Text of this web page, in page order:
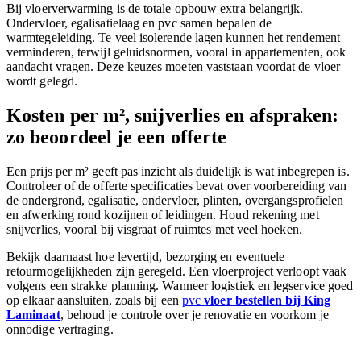
Bij vloerverwarming is de totale opbouw extra belangrijk.
Ondervloer, egalisatielaag en pvc samen bepalen de
warmtegeleiding. Te veel isolerende lagen kunnen het rendement
verminderen, terwijl geluidsnormen, vooral in appartementen, ook
aandacht vragen. Deze keuzes moeten vaststaan voordat de vloer
wordt gelegd.
Kosten per m², snijverlies en afspraken:
zo beoordeel je een offerte
Een prijs per m² geeft pas inzicht als duidelijk is wat inbegrepen is.
Controleer of de offerte specificaties bevat over voorbereiding van
de ondergrond, egalisatie, ondervloer, plinten, overgangsprofielen
en afwerking rond kozijnen of leidingen. Houd rekening met
snijverlies, vooral bij visgraat of ruimtes met veel hoeken.
Bekijk daarnaast hoe levertijd, bezorging en eventuele
retourmogelijkheden zijn geregeld. Een vloerproject verloopt vaak
volgens een strakke planning. Wanneer logistiek en legservice goed
op elkaar aansluiten, zoals bij een pvcvloer bestellen bij King
Laminaat, behoud je controle over je renovatie en voorkom je
onnodige vertraging.